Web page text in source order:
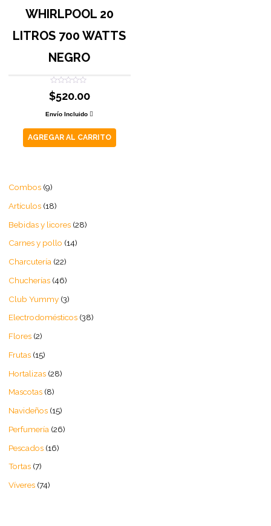
WHIRLPOOL 20
LITROS 700 WATTS
NEGRO
Valorado
con
0
5
$520.00
Envío Incluido
AGREGAR AL CARRITO
Combos 9
Artículos 18
Bebidas y licores 28
Carnes y pollo 14
Charcutería 22
Chucherías 46
Club Yummy 3
Electrodomésticos 38
Flores 2
Frutas 15
Hortalizas 28
Mascotas 8
Navideños 15
Perfumería 26
Pescados 16
Tortas 7
Víveres 74